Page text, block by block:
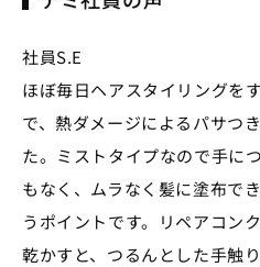
社員S.E
ほぼ毎日ヘアスタイリングを
で、熱ダメージによるパサつ
た。ミストタイプなので手に
もなく、ムラなく髪に塗布で
うポイントです。リペアコン
乾かすと、つるんとした手触